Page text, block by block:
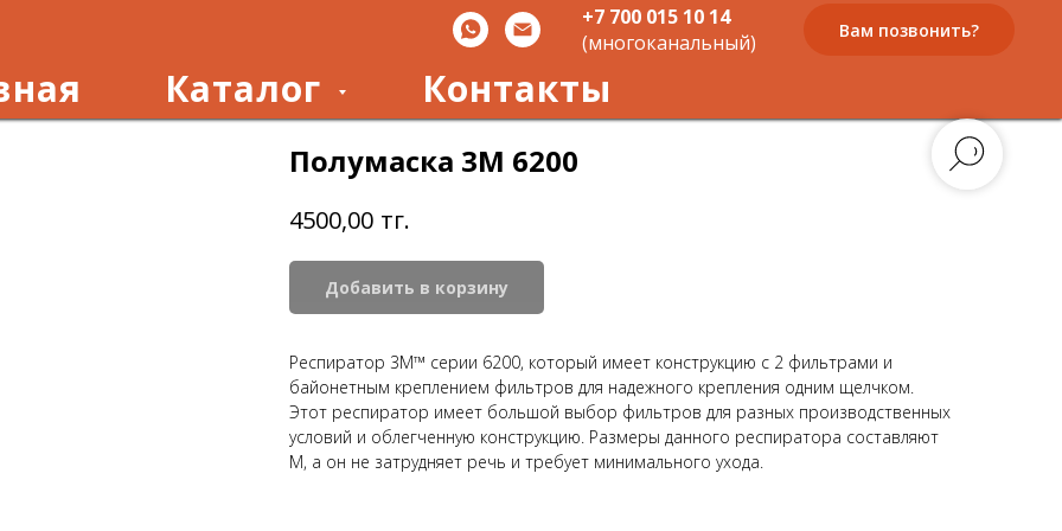
+7 700 015 10 14
(многоканальный)
Вам позвонить?
Каталог Контакты
Полумаска 3М 6200
4500,00 тг.
Добавить в корзину
Респиратор 3M™ серии 6200, который имеет конструкцию с 2 фильтрами и
байонетным креплением фильтров для надежного крепления одним щелчком.
Этот респиратор имеет большой выбор фильтров для разных производственных
условий и облегченную конструкцию. Размеры данного респиратора составляют
M, а он не затрудняет речь и требует минимального ухода.